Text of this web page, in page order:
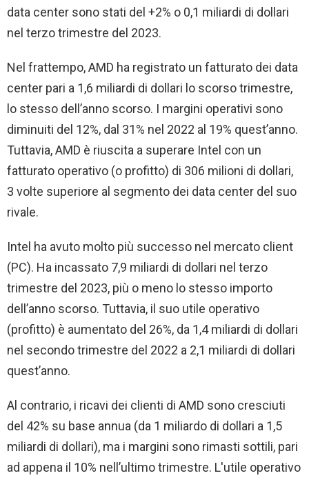
data center sono stati del +2% o 0,1 miliardi di dollari
nel terzo trimestre del 2023.
Nel frattempo, AMD ha registrato un fatturato dei data
center pari a 1,6 miliardi di dollari lo scorso trimestre,
lo stesso dell’anno scorso. I margini operativi sono
diminuiti del 12%, dal 31% nel 2022 al 19% quest’anno.
Tuttavia, AMD è riuscita a superare Intel con un
fatturato operativo (o profitto) di 306 milioni di dollari,
3 volte superiore al segmento dei data center del suo
rivale.
Intel ha avuto molto più successo nel mercato client
(PC). Ha incassato 7,9 miliardi di dollari nel terzo
trimestre del 2023, più o meno lo stesso importo
dell’anno scorso. Tuttavia, il suo utile operativo
(profitto) è aumentato del 26%, da 1,4 miliardi di dollari
nel secondo trimestre del 2022 a 2,1 miliardi di dollari
quest’anno.
Al contrario, i ricavi dei clienti di AMD sono cresciuti
del 42% su base annua (da 1 miliardo di dollari a 1,5
miliardi di dollari), ma i margini sono rimasti sottili, pari
ad appena il 10% nell’ultimo trimestre. L'utile operativo